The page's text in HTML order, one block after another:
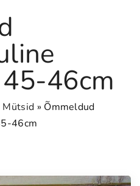
46cm
Mütsid » Õmmeldud
46cm